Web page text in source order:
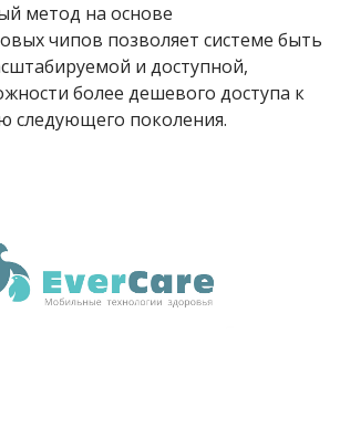
метод на основе
чипов позволяет системе быть
и доступной,
более дешевого доступа к
следующего поколения.